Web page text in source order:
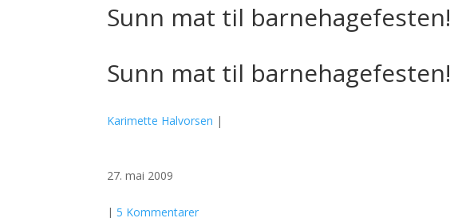
Sunn mat til barnehagefesten!
Sunn mat til barnehagefesten!
Karimette Halvorsen |
27. mai 2009
|5 Kommentarer